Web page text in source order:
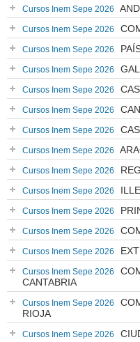
Cursos Inem Sepe 2026
Cursos Inem Sepe 2026
Cursos Inem Sepe 2026
Cursos Inem Sepe 2026
Cursos Inem Sepe 2026
Cursos Inem Sepe 2026
Cursos Inem Sepe 2026
Cursos Inem Sepe 2026
Cursos Inem Sepe 2026
Cursos Inem Sepe 2026
Cursos Inem Sepe 2026
Cursos Inem Sepe 2026
Cursos Inem Sepe 2026
Cursos Inem Sepe 2026
CANTABRIA
Cursos Inem Sepe 2026
RIOJA
Cursos Inem Sepe 2026